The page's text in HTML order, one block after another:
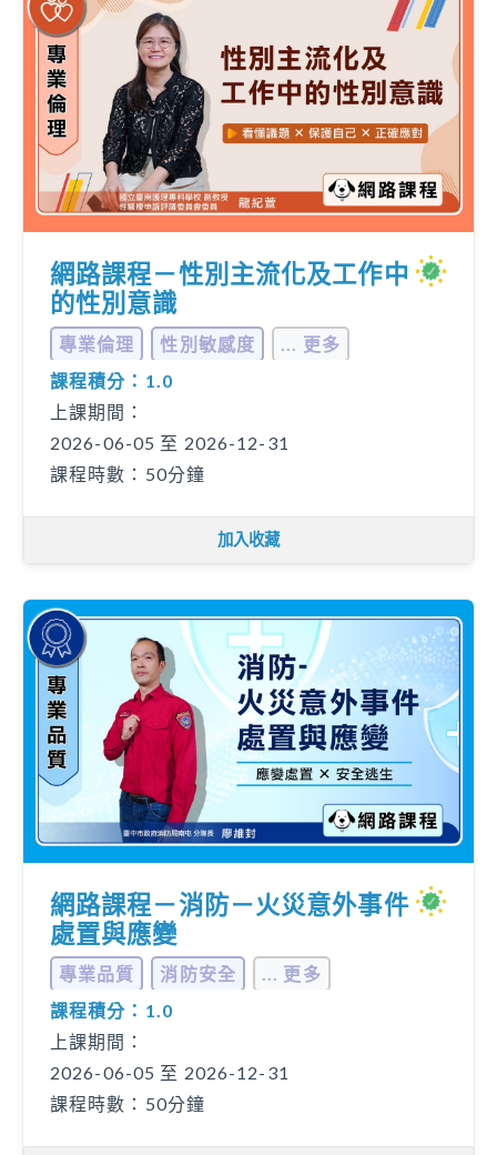
網路課程－性別主流化及工作中
的性別意識
專業倫理 性別敏感度
... 更多
課程積分：1.0
上課期間：
2026-06-05 至 2026-12-31
課程時數：50分鐘
加入收藏
網路課程－消防－火災意外事件
處置與應變
專業品質 消防安全
... 更多
課程積分：1.0
上課期間：
2026-06-05 至 2026-12-31
課程時數：50分鐘